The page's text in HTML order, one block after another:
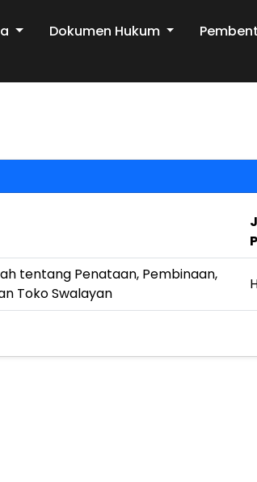
Dokumen Hukum
tentang Penataan, Pembinaan,
Toko Swalayan